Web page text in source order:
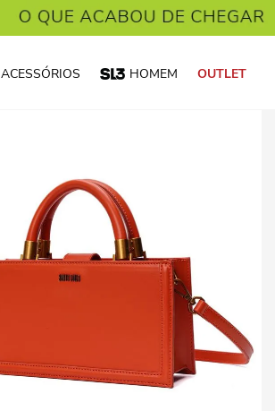
ACESSÓRIOS HOMEM OUTLET